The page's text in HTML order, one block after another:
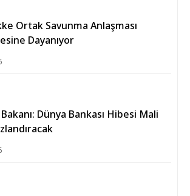
Ortak Savunma Anlaşması
Dayanıyor
Dünya Bankası Hibesi Mali